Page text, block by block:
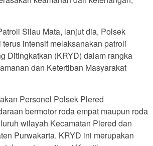
Silau Mata, lanjut dia, Polsek
intensif melaksanakan patroli
Ditingkatkan (KRYD) dalam rangka
dan Ketertiban Masyarakat
Personel Polsek Plered
bermotor roda empat maupun roda
wilayah Kecamatan Plered dan
Purwakarta. KRYD ini merupakan